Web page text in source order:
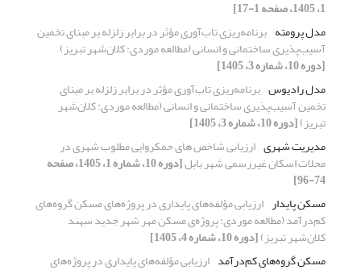
1، 1405، صفحه 1-17]
مدل پرومته برنامه‌ریزی تاب‌آوری مؤثر در برابر زلزله بر مبنای تخمین
آسیب‌پذیری ساختمانی و انسانی (مطالعه موردی: کلان‌شهر تبریز)
[دوره 10، شماره 3، 1405]
مدل رادیوس برنامه‌ریزی تاب‌آوری مؤثر در برابر زلزله بر مبنای
تخمین آسیب‌پذیری ساختمانی و انسانی (مطالعه موردی: کلان‌شهر
تبریز)[دوره 10، شماره 3، 1405]
مدیریت شهری ارزیابی شاخص های حمکروایی مطلوب شهری در
محلات اسکان غیررسمی شهر بابل [دوره 10، شماره 1، 1405، صفحه
74-96]
مسکن پایدار ارزیابی مؤلفه‌های پایداری در پروژه‌های مسکن گروه‌های
کم‌درآمد (مطالعه موردی: پروژه‌ی مسکن مهر شهر جدید سهند
کلان‌شهر تبریز)[دوره 10، شماره 4، 1405]
مسکن گروه‌های کم‌درآمد ارزیابی مؤلفه‌های پایداری در پروژه‌های